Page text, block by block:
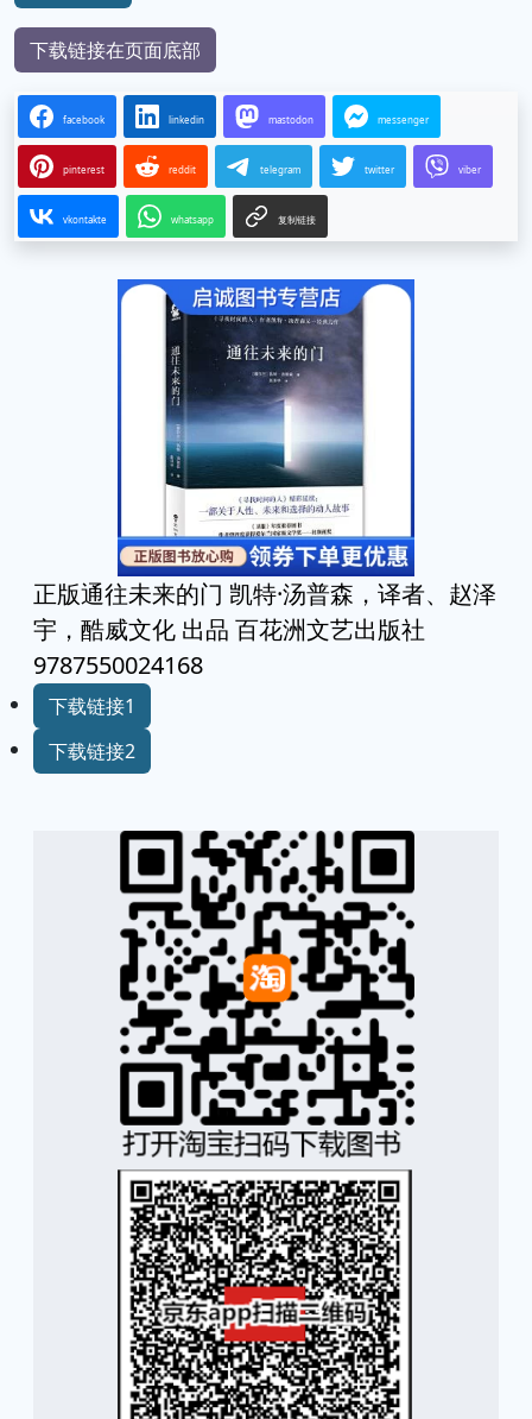
下载链接在页面底部
facebook linkedin mastodon messenger
pinterest reddit telegram twitter viber
vkontakte whatsapp 复制链接
正版通往未来的门 凯特·汤普森，译者、赵泽
宇，酷威文化 出品 百花洲文艺出版社
9787550024168
下载链接1
下载链接2